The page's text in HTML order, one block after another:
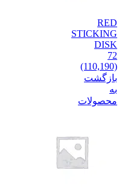
RED
STICKING
DISK
72
(110,190)
بازگشت
به
محصولات